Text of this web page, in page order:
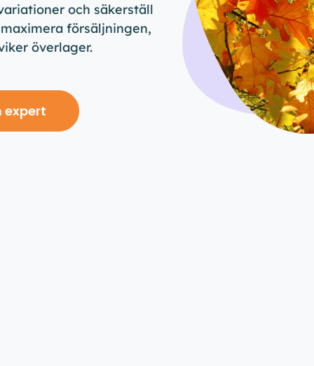
och säkerställ
försäljningen,
överlager.
expert